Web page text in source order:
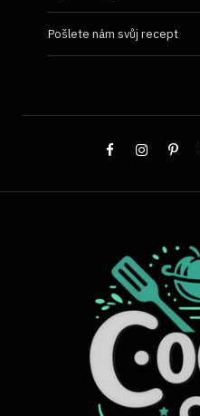
Pošlete nám svůj recept